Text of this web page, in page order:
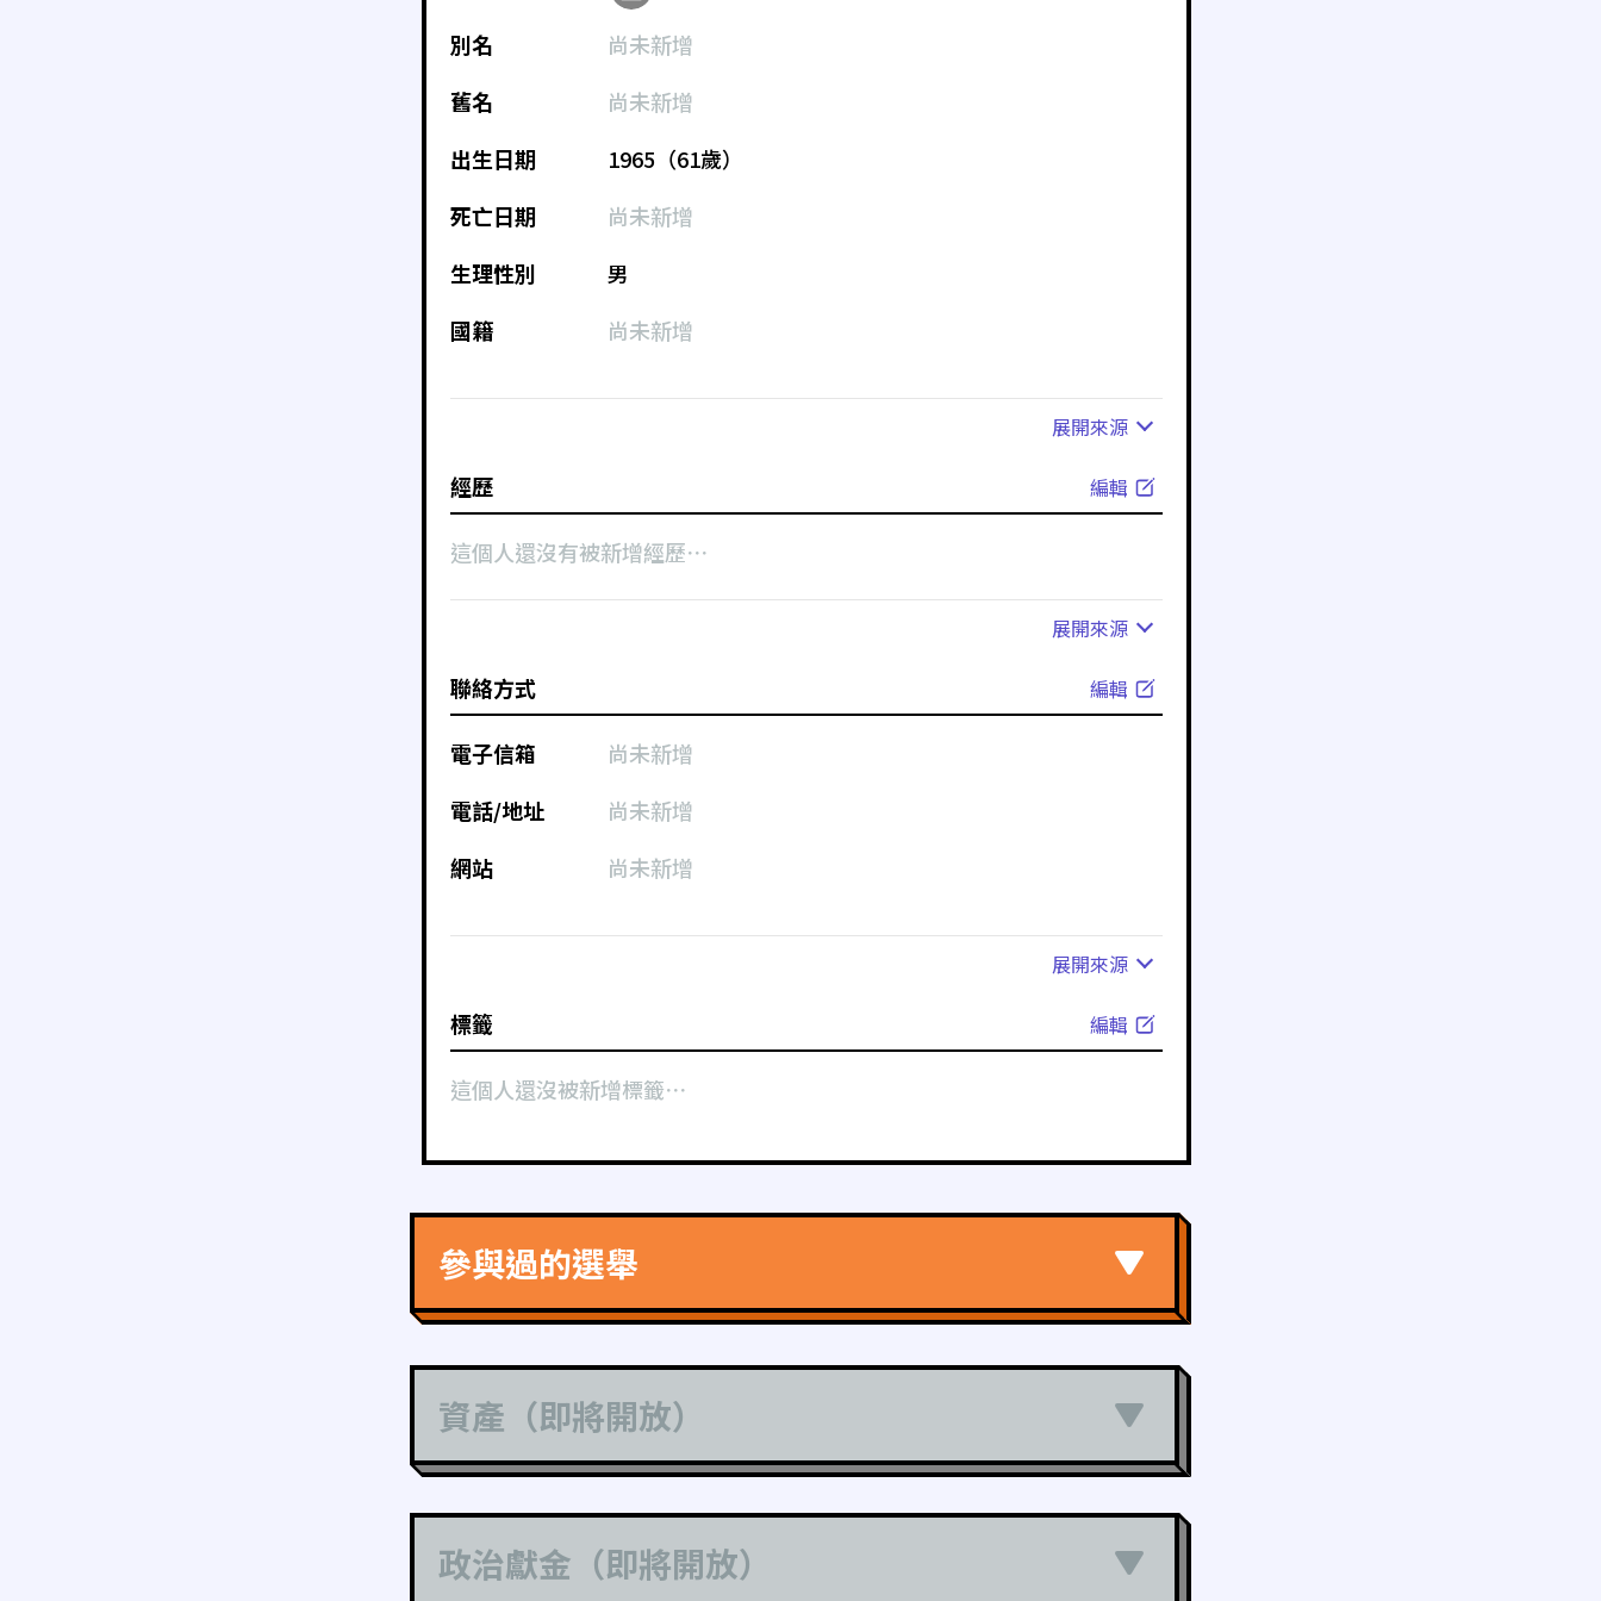
別名
尚未新增
舊名
尚未新增
出生日期
1965（61歲）
死亡日期
尚未新增
生理性別
男
國籍
尚未新增
展開來源
經歷 編輯
這個人還沒有被新增經歷⋯
展開來源
聯絡方式 編輯
電子信箱
尚未新增
電話/地址
尚未新增
網站
尚未新增
展開來源
標籤 編輯
這個人還沒被新增標籤⋯
參與過的選舉
資產（即將開放）
政治獻金（即將開放）